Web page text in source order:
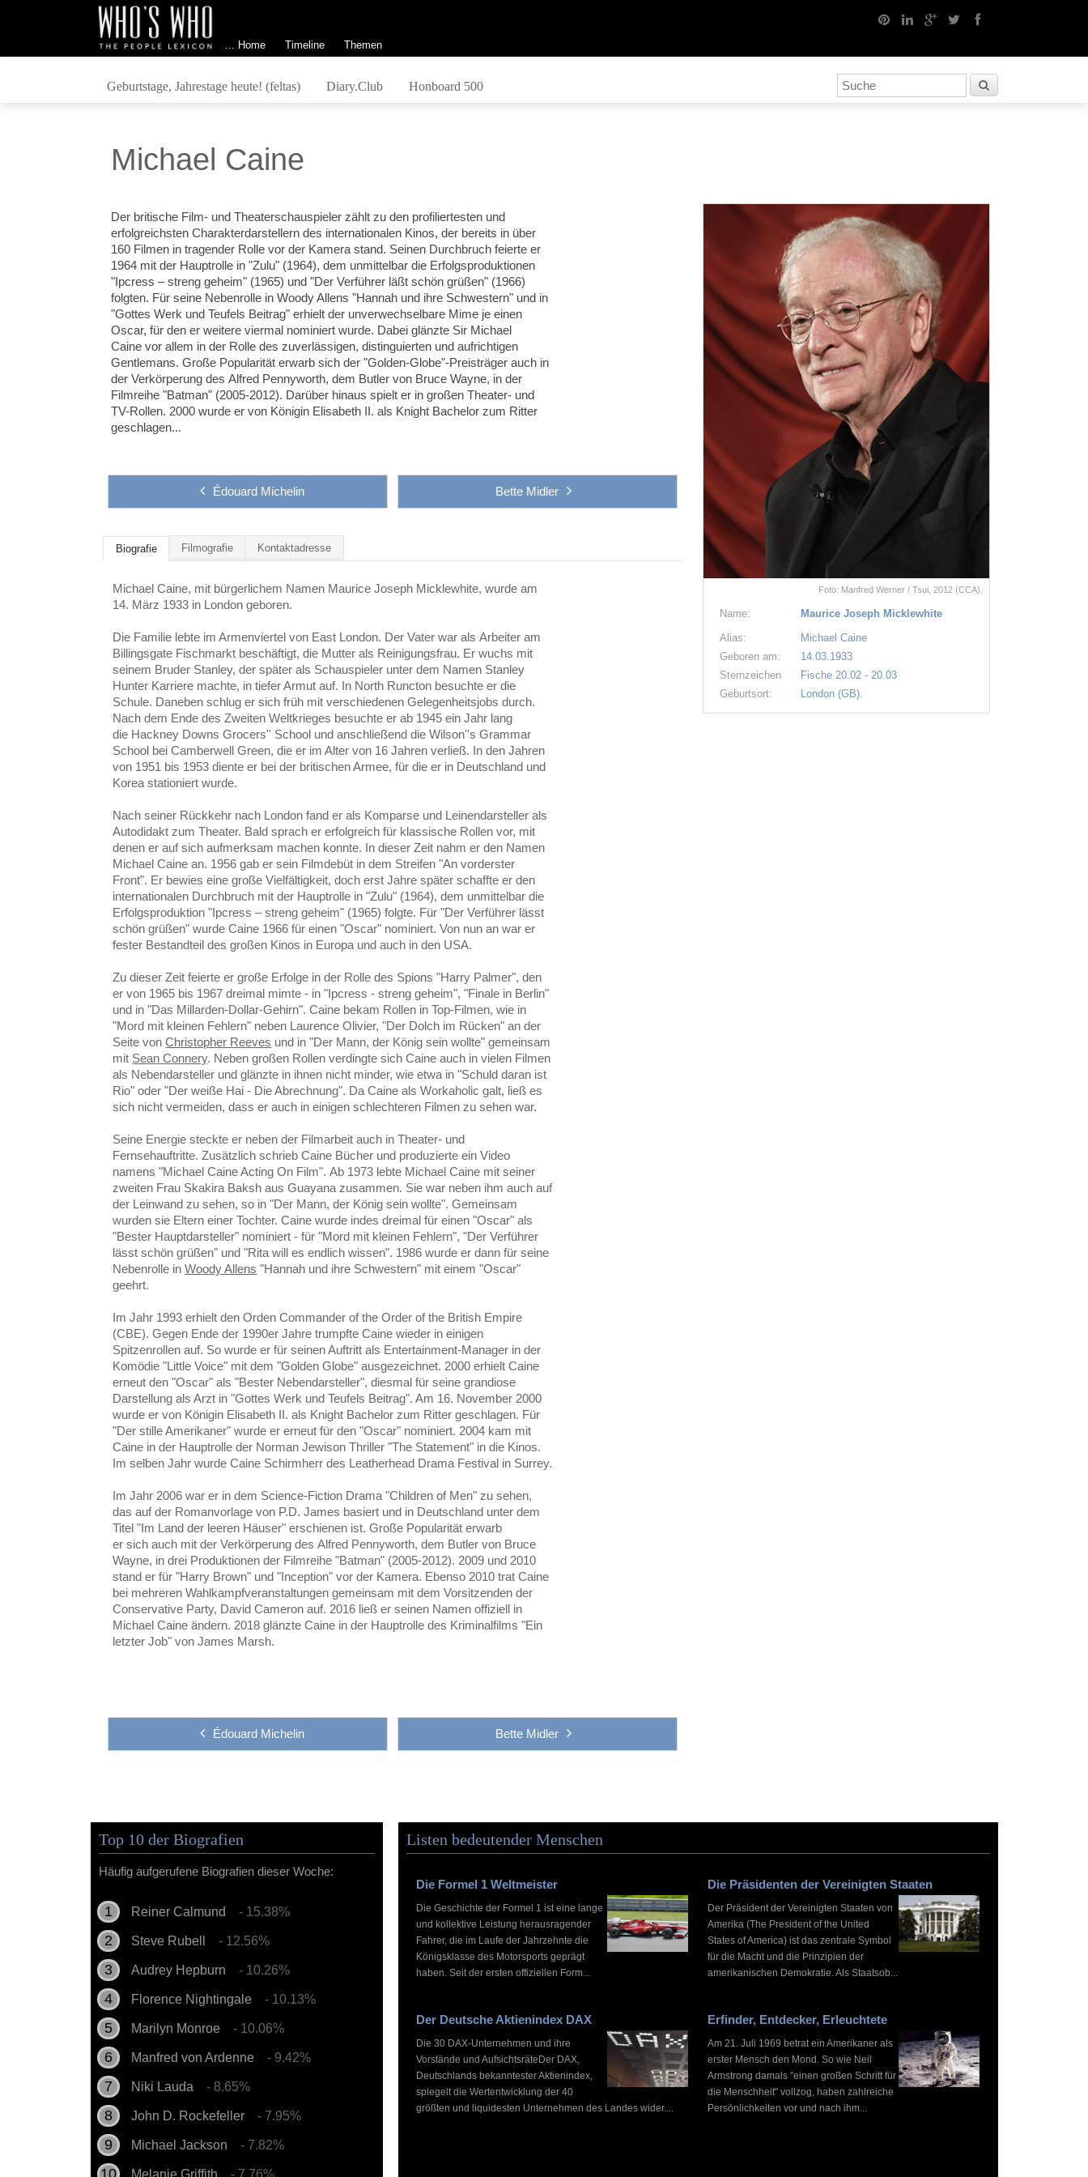
... Home Timeline Themen
Geburtstage, Jahrestage heute! (feltas) Diary.Club Honboard 500
Michael Caine
Der britische Film- und Theaterschauspieler zählt zu den profiliertesten und
erfolgreichsten Charakterdarstellern des internationalen Kinos, der bereits in über
160 Filmen in tragender Rolle vor der Kamera stand. Seinen Durchbruch feierte er
1964 mit der Hauptrolle in "Zulu" (1964), dem unmittelbar die Erfolgsproduktionen
"Ipcress – streng geheim" (1965) und "Der Verführer läßt schön grüßen" (1966)
folgten. Für seine Nebenrolle in Woody Allens "Hannah und ihre Schwestern" und in
"Gottes Werk und Teufels Beitrag" erhielt der unverwechselbare Mime je einen
Oscar, für den er weitere viermal nominiert wurde. Dabei glänzte Sir Michael
Caine vor allem in der Rolle des zuverlässigen, distinguierten und aufrichtigen
Gentlemans. Große Popularität erwarb sich der "Golden-Globe"-Preisträger auch in
der Verkörperung des Alfred Pennyworth, dem Butler von Bruce Wayne, in der
Filmreihe "Batman" (2005-2012). Darüber hinaus spielt er in großen Theater- und
TV-Rollen. 2000 wurde er von Königin Elisabeth II. als Knight Bachelor zum Ritter
geschlagen...
Édouard Michelin Bette Midler
Biografie Filmografie Kontaktadresse
Michael Caine, mit bürgerlichem Namen Maurice Joseph Micklewhite, wurdeam
14. März 1933 in London geboren.
Die Familie lebte im Armenviertel von East London. Der Vater war als Arbeiter am
Billingsgate Fischmarkt beschäftigt, die Mutter als Reinigungsfrau. Er wuchs mit
seinem Bruder Stanley, der später als Schauspieler unter dem Namen Stanley
Hunter Karriere machte, in tiefer Armut auf. In North Runcton besuchte er die
Schule. Daneben schlug er sich früh mit verschiedenen Gelegenheitsjobs durch.
Nach dem Ende des Zweiten Weltkrieges besuchte er ab 1945 ein Jahr lang
die Hackney Downs Grocers'' School und anschließend die Wilson''s Grammar
School bei Camberwell Green, die er im Alter von 16 Jahren verließ. In den Jahren
von 1951 bis 1953 diente er bei der britischen Armee, für die er in Deutschland und
Korea stationiert wurde.
Nach seiner Rückkehr nach London fand er als Komparse und Leinendarsteller als
Autodidakt zum Theater. Bald sprach er erfolgreich für klassische Rollen vor, mit
denen er auf sich aufmerksam machen konnte. In dieser Zeit nahm er den Namen
Michael Caine an. 1956 gab er sein Filmdebüt in dem Streifen "An vorderster
Front". Er bewies eine große Vielfältigkeit, doch erst Jahre später schaffte er den
internationalen Durchbruch mit der Hauptrolle in "Zulu" (1964), dem unmittelbar die
Erfolgsproduktion "Ipcress – streng geheim" (1965) folgte. Für "Der Verführer lässt
schön grüßen" wurde Caine 1966 für einen "Oscar" nominiert. Von nun an war er
fester Bestandteil des großen Kinos in Europa und auch in den USA.
Zu dieser Zeit feierte er große Erfolge in der Rolle des Spions "Harry Palmer", den
er von 1965 bis 1967 dreimal mimte - in "Ipcress - streng geheim", "Finale in Berlin"
und in "Das Millarden-Dollar-Gehirn". Caine bekam Rollen in Top-Filmen, wie in
"Mord mit kleinen Fehlern" neben Laurence Olivier, "Der Dolch im Rücken" an der
Seite vonChristopher Reeves und in "Der Mann, der König sein wollte" gemeinsam
mit Sean Connery. Neben großen Rollen verdingte sich Caine auch in vielen Filmen
als Nebendarsteller und glänzte in ihnen nicht minder, wie etwa in "Schuld daran ist
Rio" oder "Der weiße Hai - Die Abrechnung". Da Caine als Workaholic galt, ließ es
sich nicht vermeiden, dass er auch in einigen schlechteren Filmen zu sehen war.
Seine Energie steckte er neben der Filmarbeit auch in Theater- und
Fernsehauftritte. Zusätzlich schrieb Caine Bücher und produzierte ein Video
namens "Michael Caine Acting On Film". Ab 1973 lebte Michael Caine mit seiner
zweiten Frau Skakira Baksh aus Guayana zusammen. Sie war neben ihm auch auf
der Leinwand zu sehen, so in "Der Mann, der König sein wollte". Gemeinsam
wurden sie Eltern einer Tochter. Caine wurde indes dreimal für einen "Oscar" als
"Bester Hauptdarsteller" nominiert - für "Mord mit kleinen Fehlern", "Der Verführer
lässt schön grüßen" und "Rita will es endlich wissen". 1986 wurde er dann für seine
Nebenrolle inWoody Allens "Hannah und ihre Schwestern" mit einem "Oscar"
geehrt.
Im Jahr 1993 erhielt den Orden Commander of the Order of the British Empire
(CBE). Gegen Ende der 1990er Jahre trumpfte Caine wieder in einigen
Spitzenrollen auf. So wurde er für seinen Auftritt als Entertainment-Manager in der
Komödie "Little Voice" mit dem "Golden Globe" ausgezeichnet. 2000 erhielt Caine
erneut den "Oscar" als "Bester Nebendarsteller", diesmal für seine grandiose
Darstellung als Arzt in "Gottes Werk und Teufels Beitrag". Am 16. November 2000
wurde er von Königin Elisabeth II. als Knight Bachelor zum Ritter geschlagen. Für
"Der stille Amerikaner" wurde er erneut für den "Oscar" nominiert. 2004 kam mit
Caine in der Hauptrolle der Norman Jewison Thriller "The Statement" in die Kinos.
Im selben Jahr wurde Caine Schirmherr des Leatherhead Drama Festival in Surrey.
Im Jahr 2006 war er in dem Science-Fiction Drama "Children of Men" zu sehen,
das auf der Romanvorlage von P.D. James basiert und in Deutschland unter dem
Titel "Im Land der leeren Häuser" erschienen ist. Große Popularität erwarb
er sich auch mit der Verkörperung des Alfred Pennyworth, dem Butler von Bruce
Wayne, in drei Produktionen der Filmreihe "Batman" (2005-2012). 2009 und 2010
stand er für "Harry Brown" und "Inception" vor der Kamera. Ebenso 2010 trat Caine
bei mehreren Wahlkampfveranstaltungen gemeinsam mit dem Vorsitzenden der
Conservative Party, David Cameron auf. 2016 ließ er seinen Namen offiziell in
Michael Caine ändern. 2018 glänzte Caine in der Hauptrolle des Kriminalfilms "Ein
letzter Job" von James Marsh.
Édouard Michelin Bette Midler
Foto: Manfred Werner / Tsui, 2012 (CCA).
Name:
Maurice Joseph Micklewhite
Alias:
Michael Caine
Geboren am:
14.03.1933
Sternzeichen
Fische 20.02 - 20.03
Geburtsort:
London (GB).
Top 10 der Biografien
Häufig aufgerufene Biografien dieser Woche:
Reiner Calmund - 15.38%
Steve Rubell - 12.56%
Audrey Hepburn - 10.26%
Florence Nightingale - 10.13%
Marilyn Monroe - 10.06%
Manfred von Ardenne - 9.42%
Niki Lauda - 8.65%
John D. Rockefeller - 7.95%
Michael Jackson - 7.82%
Melanie Griffith - 7.76%
Listen bedeutender Menschen
Die Formel 1 Weltmeister
Die Geschichte der Formel 1 ist eine lange
und kollektive Leistung herausragender
Fahrer, die im Laufe der Jahrzehnte die
Königsklasse des Motorsports geprägt
haben. Seit der ersten offiziellen Form...
Die Präsidenten der Vereinigten Staaten
Der Präsident der Vereinigten Staaten von
Amerika (The President of the United
States of America) ist das zentrale Symbol
für die Macht und die Prinzipien der
amerikanischen Demokratie. Als Staatsob...
Der Deutsche Aktienindex DAX
Die 30 DAX-Unternehmen und ihre
Vorstände und AufsichtsräteDer DAX,
Deutschlands bekanntester Aktienindex,
spiegelt die Wertentwicklung der 40
größten und liquidesten Unternehmen des Landes wider....
Erfinder, Entdecker, Erleuchtete
Am 21. Juli 1969 betrat ein Amerikaner als
erster Mensch den Mond. So wie Neil
Armstrong damals "einen großen Schritt für
die Menschheit" vollzog, haben zahlreiche
Persönlichkeiten vor und nach ihm...